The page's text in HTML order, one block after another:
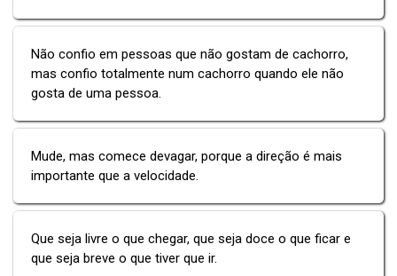
Não confio em pessoas que não gostam de cachorro,
mas confio totalmente num cachorro quando ele não
gosta de uma pessoa.
Mude, mas comece devagar, porque a direção é mais
importante que a velocidade.
Que seja livre o que chegar, que seja doce o que ficar e
que seja breve o que tiver que ir.